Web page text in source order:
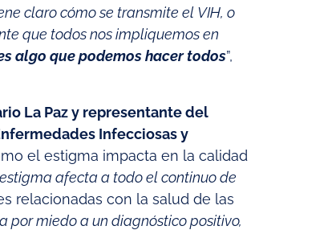
claro cómo se transmite el VIH, o
que todos nos impliquemos en
algo que podemos hacer todos”,
La Paz y representante del
Infecciosas y
el estigma impacta en la calidad
afecta a todo el continuo de
relacionadas con la salud de las
por miedo a un diagnóstico positivo,